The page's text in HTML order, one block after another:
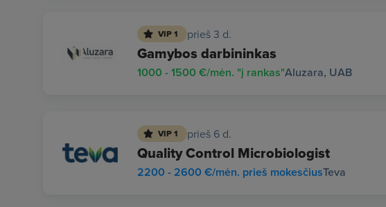
VIP 1 prieš 3 d.
Gamybos darbininkas
Aluzara, UAB
1000 - 1500 €/mėn. "į rankas"
VIP 1 prieš 6 d.
Quality Control Microbiologist
Teva
2200 - 2600 €/mėn. prieš mokesčius